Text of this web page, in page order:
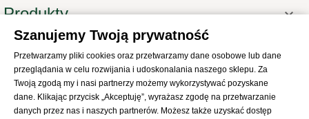
Produkty 
Informacje
Twoje konto 
Informacje o sklepie
Szanujemy Twoją prywatność
Przetwarzamy pliki cookies oraz przetwarzamy dane osobowe lub dane
przeglądania w celu rozwijania i udoskonalania naszego sklepu. Za
Twoją zgodą my i nasi partnerzy możemy wykorzystywać pozyskane
dane. Klikając przycisk „Akceptuję”, wyrażasz zgodę na przetwarzanie
danych przez nas i naszych partnerów. Możesz także uzyskać dostęp